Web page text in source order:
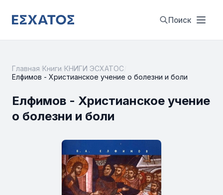
Поиск
Главная Книги КНИГИ ЭСХАТОС
Елфимов - Христианское учение о болезни и боли
Елфимов - Христианское учение
о болезни и боли